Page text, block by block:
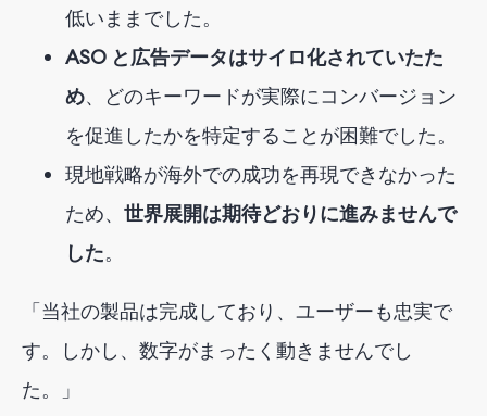
低いままでした。
ASO と広告データはサイロ化されていたた
め、どのキーワードが実際にコンバージョン
を促進したかを特定することが困難でした。
現地戦略が海外での成功を再現できなかった
ため、 世界展開は期待どおりに進みませんで
した。
「当社の製品は完成しており、ユーザーも忠実で
す。しかし、数字がまったく動きませんでし
た。」